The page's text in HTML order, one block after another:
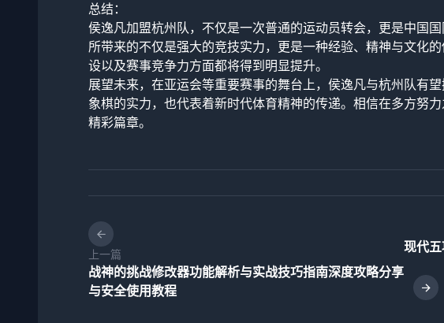
总结：
侯逸凡加盟杭州队，不仅是一次普通的运动员转会，更是中国
所带来的不仅是强大的竞技实力，更是一种经验、精神与文化
设以及赛事竞争力方面都将得到明显提升。
展望未来，在亚运会等重要赛事的舞台上，侯逸凡与杭州队有
象棋的实力，也代表着新时代体育精神的传递。相信在多方努
精彩篇章。
上一篇
战神的挑战修改器功能解析与实战技巧指南深度攻略分享
与安全使用教程
现代